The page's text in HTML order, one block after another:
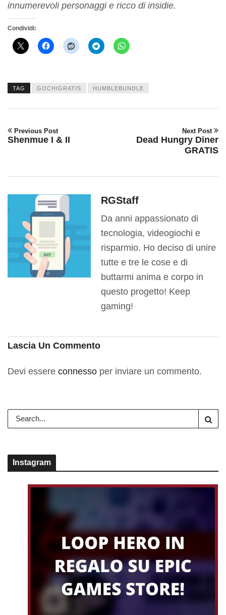
innumerevoli personaggi e ricco di insidie.
Condividi:
TAG GOCHIGRATIS HUMBLEBUNDLE
Previous Post
Shenmue I & II
Next Post
Dead Hungry Diner
GRATIS
RGStaff
Da anni appassionato di
tecnologia, videogiochi e
risparmio. Ho deciso di unire
tutte e tre le cose e di
buttarmi anima e corpo in
questo progetto! Keep
gaming!
Lascia Un Commento
Devi essere connesso per inviare un commento.
Instagram